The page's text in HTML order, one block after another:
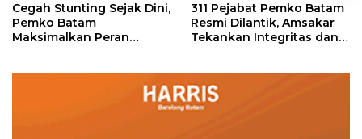
Cegah Stunting Sejak Dini,
Pemko Batam
Maksimalkan Peran
311 Pejabat Pemko Batam
Resmi Dilantik, Amsakar
Tekankan Integritas dan